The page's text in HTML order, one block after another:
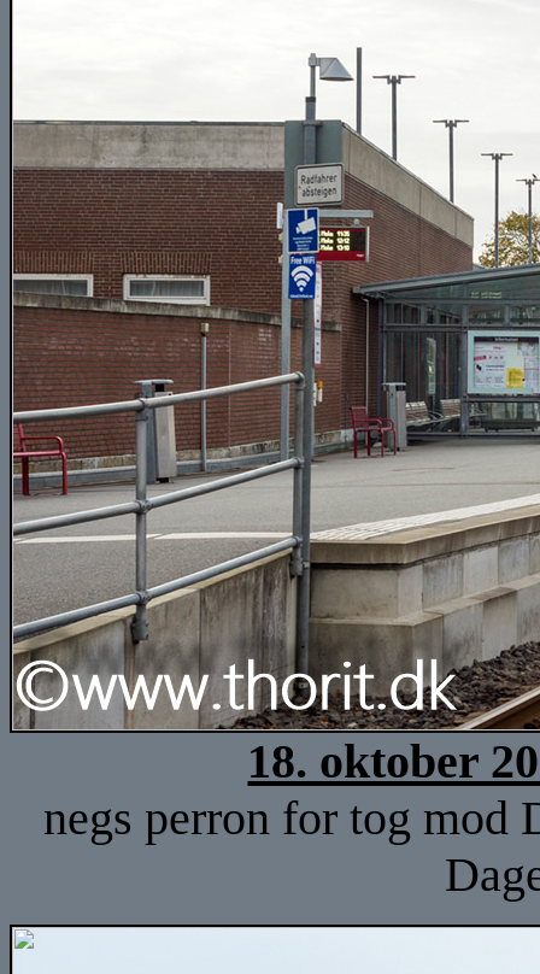
18. oktober
negs perron for tog mod